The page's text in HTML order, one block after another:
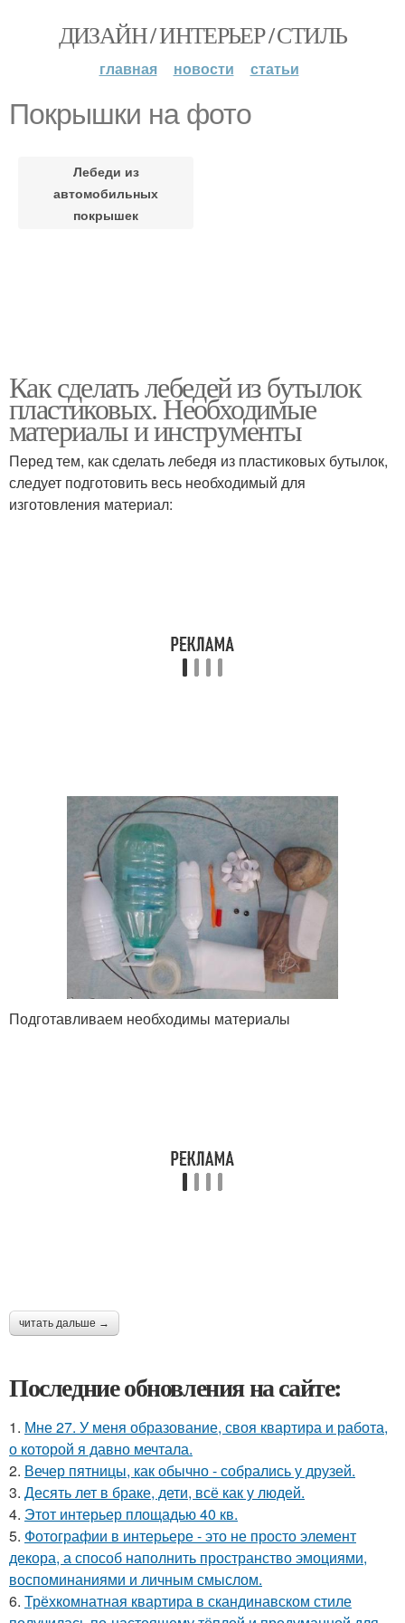
ДИЗАЙН / ИНТЕРЬЕР / СТИЛЬ
главная новости статьи
Покрышки на фото
Лебеди из
автомобильных
покрышек
Как сделать лебедей из бутылок
пластиковых. Необходимые
материалы и инструменты
Перед тем, как сделать лебедя из пластиковых бутылок,
следует подготовить весь необходимый для
изготовления материал:
Подготавливаем необходимы материалы
читать дальше →
Последние обновления на сайте:
1. Мне 27. У меня образование, своя квартира и работа,
о которой я давно мечтала.
2. Вечер пятницы, как обычно - собрались у друзей.
3. Десять лет в браке, дети, всё как у людей.
4. Этот интерьер площадью 40 кв.
5. Фотографии в интерьере - это не просто элемент
декора, а способ наполнить пространство эмоциями,
воспоминаниями и личным смыслом.
6. Трёхкомнатная квартира в скандинавском стиле